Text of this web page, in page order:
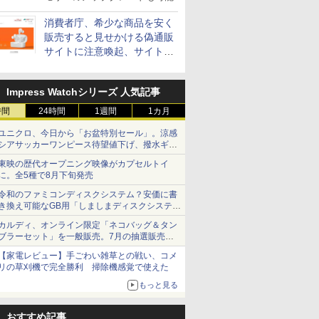
消費者庁、希少な商品を安く
販売すると見せかける偽通販
サイトに注意喚起、サイト名
Impress Watchシリーズ 人気記事
24時間 1週間 1カ月
ニクロ、今日から「お盆特別セール」。涼感
アサッカーワンピース待望値下げ、撥水ギア
ョーツは1990円に
映の歴代オープニング映像がカプセルトイ
。全5種で8月下旬発売
和のファミコンディスクシステム？安価に書
換え可能なGB用「しましまディスクシステ
」
ルディ、オンライン限定「ネコバッグ＆タン
ラーセット」を一般販売。7月の抽選販売の
選無効分
家電レビュー】手ごわい雑草との戦い、コメ
の草刈機で完全勝利 掃除機感覚で使えた
もっと見る